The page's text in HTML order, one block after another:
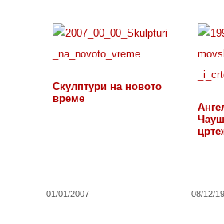
Скулптури на новото
време
01/01/2007 08/12/